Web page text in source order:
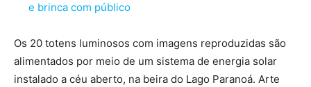
e brinca com público
Os 20 totens luminosos com imagens reproduzidas são
alimentados por meio de um sistema de energia solar
instalado a céu aberto, na beira do Lago Paranoá. Arte